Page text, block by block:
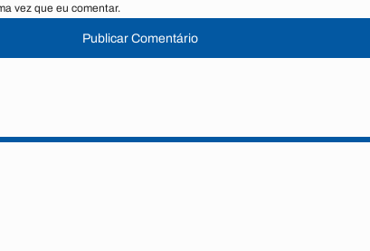
vez que eu comentar.
Publicar Comentário